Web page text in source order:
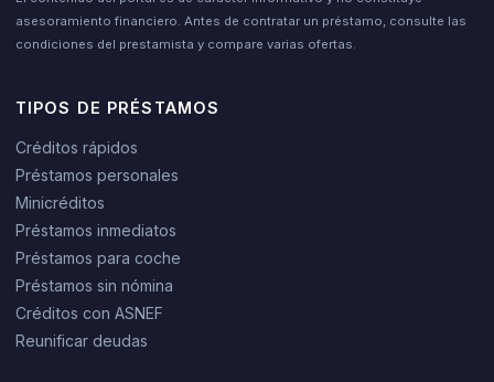
asesoramiento financiero. Antes de contratar un préstamo, consulte las
condiciones del prestamista y compare varias ofertas.
TIPOS DE PRÉSTAMOS
Créditos rápidos
Préstamos personales
Minicréditos
Préstamos inmediatos
Préstamos para coche
Préstamos sin nómina
Créditos con ASNEF
Reunificar deudas